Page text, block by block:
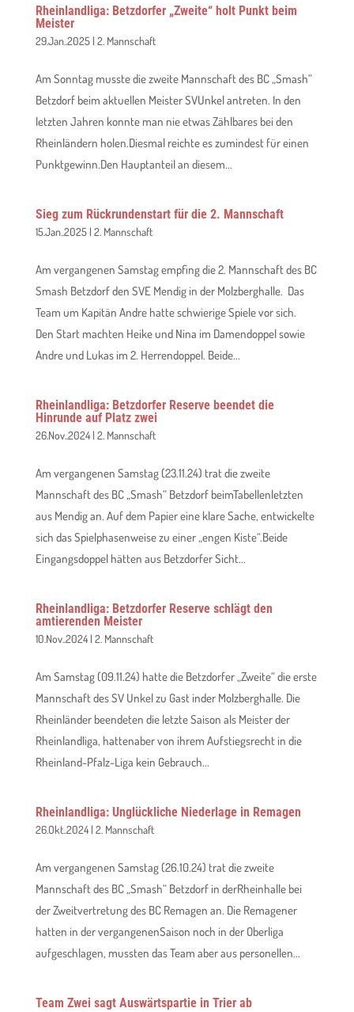
Rheinlandliga: Betzdorfer „Zweite“ holt Punkt beim
Meister
29.Jan..2025| 2. Mannschaft
Am Sonntag musste die zweite Mannschaft des BC „Smash“
Betzdorf beim aktuellen Meister SVUnkel antreten. In den
letzten Jahren konnte man nie etwas Zählbares bei den
Rheinländern holen.Diesmal reichte es zumindest für einen
Punktgewinn.Den Hauptanteil an diesem...
Sieg zum Rückrundenstart für die 2. Mannschaft
15.Jan..2025| 2. Mannschaft
Am vergangenen Samstag empfing die 2. Mannschaft des BC
Smash Betzdorf den SVE Mendig in der Molzberghalle. Das
Team um Kapitän Andre hatte schwierige Spiele vor sich.
Den Start machten Heike und Nina im Damendoppel sowie
Andre und Lukas im 2. Herrendoppel. Beide...
Rheinlandliga: Betzdorfer Reserve beendet die
Hinrunde auf Platz zwei
26.Nov..2024| 2. Mannschaft
Am vergangenen Samstag (23.11.24) trat die zweite
Mannschaft des BC „Smash“ Betzdorf beimTabellenletzten
aus Mendig an. Auf dem Papier eine klare Sache, entwickelte
sich das Spielphasenweise zu einer „engen Kiste“.Beide
Eingangsdoppel hätten aus Betzdorfer Sicht...
Rheinlandliga: Betzdorfer Reserve schlägt den
amtierenden Meister
10.Nov..2024| 2. Mannschaft
Am Samstag (09.11.24) hatte die Betzdorfer „Zweite“ die erste
Mannschaft des SV Unkel zu Gast inder Molzberghalle. Die
Rheinländer beendeten die letzte Saison als Meister der
Rheinlandliga, hattenaber von ihrem Aufstiegsrecht in die
Rheinland-Pfalz-Liga kein Gebrauch...
Rheinlandliga: Unglückliche Niederlage in Remagen
26.Okt..2024| 2. Mannschaft
Am vergangenen Samstag (26.10.24) trat die zweite
Mannschaft des BC „Smash“ Betzdorf in derRheinhalle bei
der Zweitvertretung des BC Remagen an. Die Remagener
hatten in der vergangenenSaison noch in der Oberliga
aufgeschlagen, mussten das Team aber aus personellen...
Team Zwei sagt Auswärtspartie in Trier ab